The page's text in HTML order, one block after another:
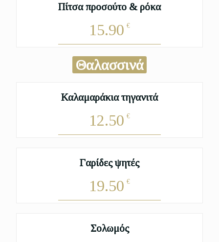
Πίτσα προσούτο & ρόκα
15.90 €
Θαλασσινά
Καλαμαράκια τηγανιτά
12.50 €
Γαρίδες ψητές
19.50 €
Σολωμός